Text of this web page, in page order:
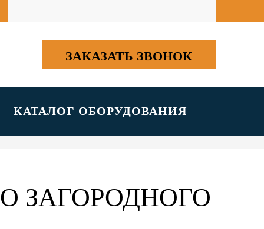
ЗАКАЗАТЬ ЗВОНОК
КАТАЛОГ ОБОРУДОВАНИЯ
ЗАГОРОДНОГО